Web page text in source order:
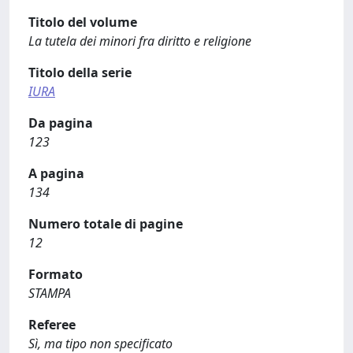
Titolo del volume
La tutela dei minori fra diritto e religione
Titolo della serie
IURA
Da pagina
123
A pagina
134
Numero totale di pagine
12
Formato
STAMPA
Referee
Sì, ma tipo non specificato